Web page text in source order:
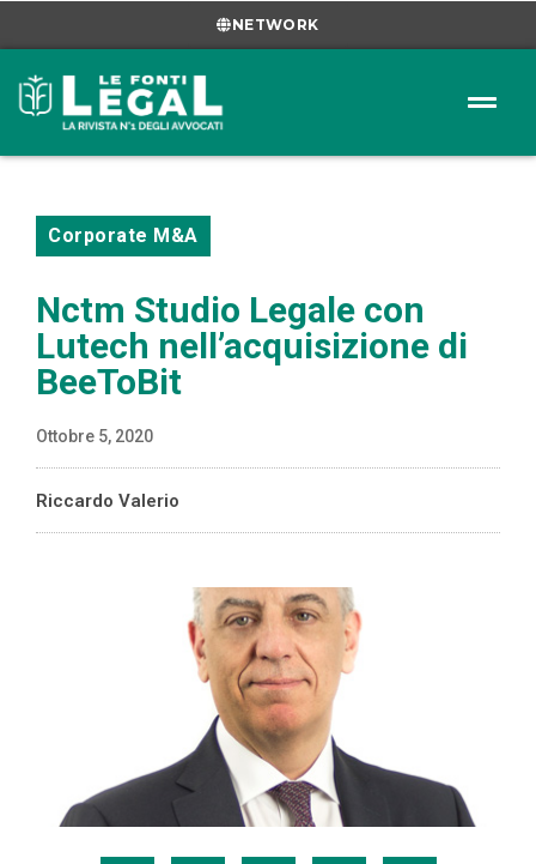
NETWORK
Corporate M&A
Nctm Studio Legale con
Lutech nell’acquisizione di
BeeToBit
Ottobre 5, 2020
Riccardo Valerio